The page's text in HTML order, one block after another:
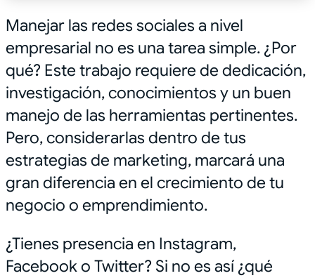
Manejar las redes sociales a nivel
empresarial no es una tarea simple. ¿Por
qué? Este trabajo requiere de dedicación,
investigación, conocimientos y un buen
manejo de las herramientas pertinentes.
Pero, considerarlas dentro de tus
estrategias de marketing, marcará una
gran diferencia en el crecimiento de tu
negocio o emprendimiento.
¿Tienes presencia en Instagram,
Facebook o Twitter? Si no es así ¿qué